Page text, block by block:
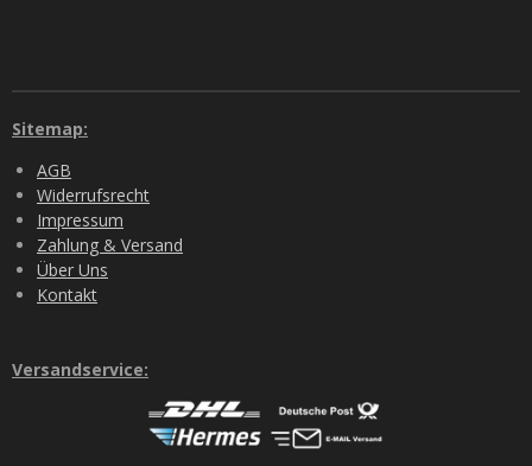
Sitemap:
AGB
Widerrufsrecht
Impressum
Zahlung & Versand
Über Uns
Kontakt
Versandservice: